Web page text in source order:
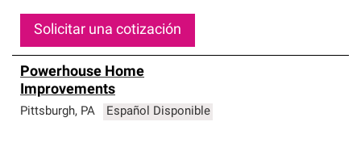
Solicitar una cotización
Powerhouse Home
Improvements
Pittsburgh, PA Español Disponible